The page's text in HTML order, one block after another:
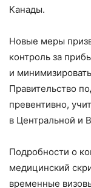
Канады.
Новые меры
контроль за
и
Правительство
превентивно,
в Центральной и
Подробности о
медицинский
временные